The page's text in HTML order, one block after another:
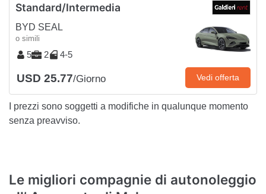
Standard/Intermedia
BYD SEAL
o simili
5 2 4-5
USD 25.77/Giorno Vedi offerta
I prezzi sono soggetti a modifiche in qualunque momento
senza preavviso.
Le migliori compagnie di autonoleggio